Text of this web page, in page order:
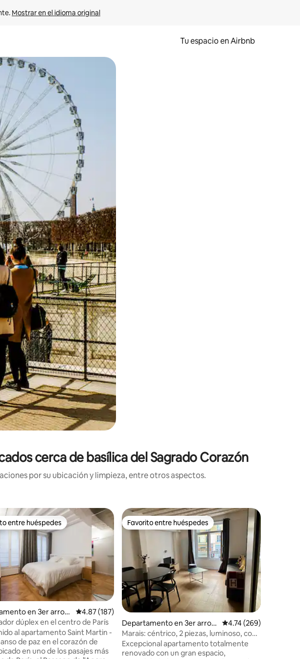
Mostrar en el idioma original
Tu espacio en Airbnb
y hacia abajo, o bien tocando y deslizando la pantalla.
cerca de basílica del Sagrado Corazón
por su ubicación y limpieza, entre otros aspectos.
4.92 de 5; 322 evaluaciones
entre huéspedes
entre huéspedes
en 3er arron
Calificación promedio: 4.87 de 5; 187 evaluaciones
4.87 (187)
dúplex en el centro de París
al apartamento Saint Martin -
de paz en el corazón de
Favorito entre huéspedes
Favorito entre huéspedes
Departamento en 3er arron
dissement
Calificación promedio:
4.74 (269)
Marais: céntrico, 2 piezas, luminoso, con
aire acondicionado
Excepcional apartamento totalmente
renovado con un gran espacio,